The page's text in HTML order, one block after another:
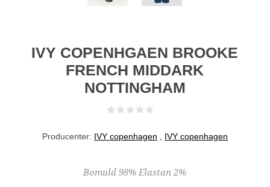
IVY COPENHGAEN BROOKE
FRENCH MIDDARK
NOTTINGHAM
Producenter: IVY copenhagen IVY copenhagen
Bomuld 98% Elastan 2%